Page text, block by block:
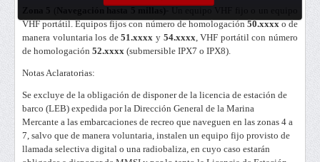
VHF portátil. Equipos fijos con número de homologación50.xxxxo de
manera voluntaria los de51.xxxx y 54.xxxx, VHF portátil con número
de homologación 52.xxxx (submersible IPX7 o IPX8).
Notas Aclaratorias:
Se excluye de la obligación de disponer de la licencia de estación de
barco (LEB) expedida por la Dirección General de la Marina
Mercante a las embarcaciones de recreo que naveguen en las zonas 4 a
7, salvo que de manera voluntaria, instalen un equipo fijo provisto de
llamada selectiva digital o una radiobaliza, en cuyo caso estarán